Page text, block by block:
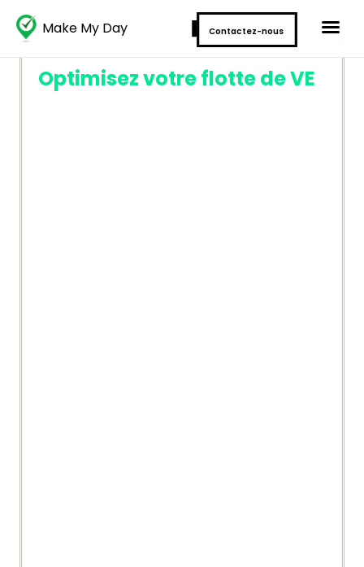
Make My Day Contactez-nous
Optimisez votre flotte de VE